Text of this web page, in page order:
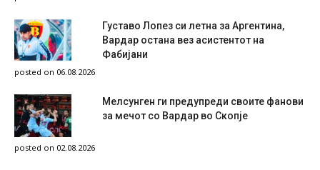
Густаво Лопез си летна за Аргентина,
Вардар остана вез асистентот на
Фабијани
posted on 06.08.2026
Мелсунген ги предупреди своите фанови
за мечот со Вардар во Скопје
posted on 02.08.2026